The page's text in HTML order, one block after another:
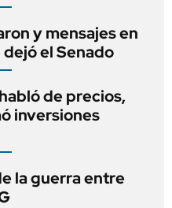
y mensajes en
el Senado
de precios,
inversiones
la guerra entre